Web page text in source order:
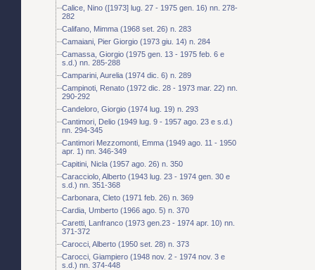
Calice, Nino ([1973] lug. 27 - 1975 gen. 16) nn. 278-
282
Califano, Mimma (1968 set. 26) n. 283
Camaiani, Pier Giorgio (1973 giu. 14) n. 284
Camassa, Giorgio (1975 gen. 13 - 1975 feb. 6 e
s.d.) nn. 285-288
Camparini, Aurelia (1974 dic. 6) n. 289
Campinoti, Renato (1972 dic. 28 - 1973 mar. 22) nn.
290-292
Candeloro, Giorgio (1974 lug. 19) n. 293
Cantimori, Delio (1949 lug. 9 - 1957 ago. 23 e s.d.)
nn. 294-345
Cantimori Mezzomonti, Emma (1949 ago. 11 - 1950
apr. 1) nn. 346-349
Capitini, Nicla (1957 ago. 26) n. 350
Caracciolo, Alberto (1943 lug. 23 - 1974 gen. 30 e
s.d.) nn. 351-368
Carbonara, Cleto (1971 feb. 26) n. 369
Cardia, Umberto (1966 ago. 5) n. 370
Caretti, Lanfranco (1973 gen.23 - 1974 apr. 10) nn.
371-372
Carocci, Alberto (1950 set. 28) n. 373
Carocci, Giampiero (1948 nov. 2 - 1974 nov. 3 e
s.d.) nn. 374-448